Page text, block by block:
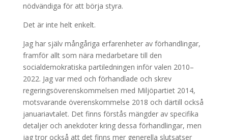
nödvändiga för att börja styra.
Det är inte helt enkelt.
Jag har själv mångåriga erfarenheter av förhandlingar,
framför allt som nära medarbetare till den
socialdemokratiska partiledningen inför valen 2010–
2022. Jag var med och förhandlade och skrev
regeringsöverenskommelsen med Miljöpartiet 2014,
motsvarande överenskommelse 2018 och därtill också
januariavtalet. Det finns förstås mängder av specifika
detaljer och anekdoter kring dessa förhandlingar, men
jag tror också att det finns mer generella slutsatser